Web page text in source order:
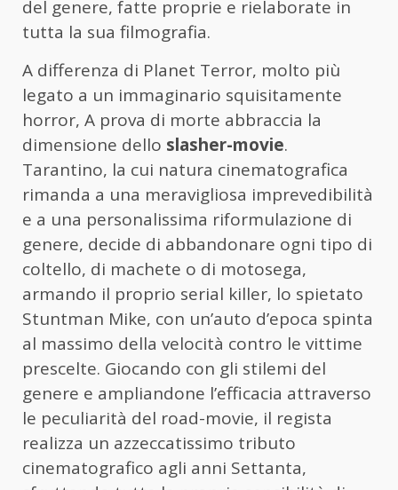
del genere, fatte proprie e rielaborate in
tutta la sua filmografia.
A differenza di Planet Terror, molto più
legato a un immaginario squisitamente
horror, A prova di morte abbraccia la
dimensione dello slasher-movie.
Tarantino, la cui natura cinematografica
rimanda a una meravigliosa imprevedibilità
e a una personalissima riformulazione di
genere, decide di abbandonare ogni tipo di
coltello, di machete o di motosega,
armando il proprio serial killer, lo spietato
Stuntman Mike, con un’auto d’epoca spinta
al massimo della velocità contro le vittime
prescelte. Giocando con gli stilemi del
genere e ampliandone l’efficacia attraverso
le peculiarità del road-movie, il regista
realizza un azzeccatissimo tributo
cinematografico agli anni Settanta,